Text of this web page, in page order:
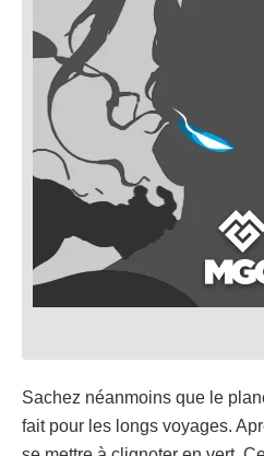
Sachez néanmoins que le
fait pour les longs voyages.